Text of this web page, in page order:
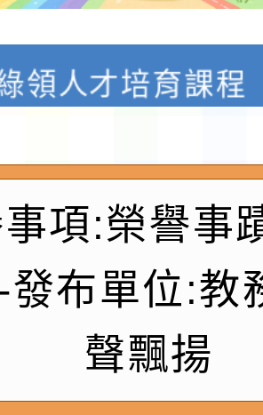
領人才培育課程
本土語及新住民
點各1份
食農教育專業人
家通訊傳播委員
（防空）演習－
執行計畫」
年金融知識線上
115學年度第1學
招考代課鐘點教
桃園市115學年
項:榮譽事
發布單位:教
聲飄揚